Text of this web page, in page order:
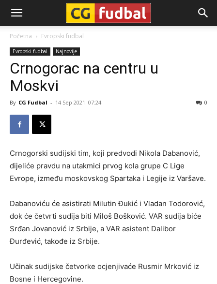
CG-
Fudbal
Početna Evropski fudbal
Evropski fudbal Najnovije
Crnogorac na centru u
Moskvi
By CG Fudbal - 14 Sep 2021. 07:24 0
Crnogorski sudijski tim, koji predvodi Nikola Dabanović,
dijeliće pravdu na utakmici prvog kola grupe C Lige
Evrope, između moskovskog Spartaka i Legije iz Varšave.
Dabanoviću će asistirati Milutin Đukić i Vladan Todorović,
dok će četvrti sudija biti Miloš Bošković. VAR sudija biće
Srđan Jovanović iz Srbije, a VAR asistent Dalibor
Đurđević, takođe iz Srbije.
Učinak sudijske četvorke ocjenjivaće Rusmir Mrković iz
Bosne i Hercegovine.